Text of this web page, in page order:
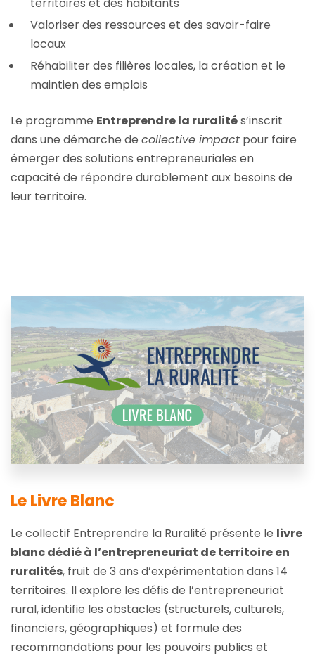
Valoriser des ressources et des savoir-faire
locaux
Réhabiliter des filières locales, la création et le
maintien des emplois
Le programme Entreprendre la ruralités’inscrit
dans une démarche de collective impact pour faire
émerger des solutions entrepreneuriales en
capacité de répondre durablement aux besoins de
leur territoire.
Le Livre Blanc
Le collectif Entreprendre la Ruralité présente le livre
blanc dédié à l’entrepreneuriat de territoire en
ruralités, fruit de 3 ans d’expérimentation dans 14
territoires. Il explore les défis de l’entrepreneuriat
rural, identifie les obstacles (structurels, culturels,
financiers, géographiques) et formule des
recommandations pour les pouvoirs publics et